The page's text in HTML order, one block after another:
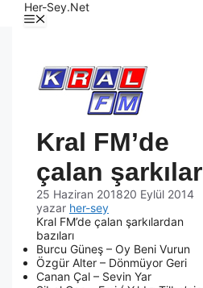
Her-Sey.Net
Kral FM’de
çalan şarkılar
25 Haziran 201820 Eylül 2014
yazar her-sey
Kral FM’de çalan şarkılardan
bazıları
Burcu Güneş – Oy Beni Vurun
Özgür Alter – Dönmüyor Geri
Canan Çal – Sevin Yar